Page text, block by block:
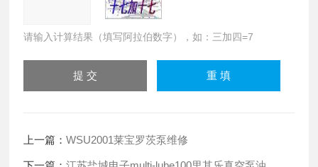
请输入计算结果（填写阿拉伯数字），如：三加四=7
上一篇：WSU2001莱宝罗茨泵维修